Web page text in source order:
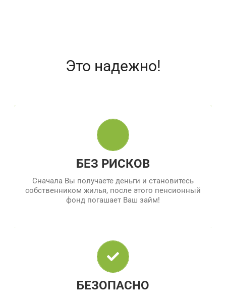
Это надежно!
БЕЗ РИСКОВ
Сначала Вы получаете деньги и становитесь
собственником жилья, после этого пенсионный
фонд погашает Ваш займ!
ВНАЧАЛЕ ВЫ ПОЛУЧАЕТЕ ДЕНЬГИ
1. Мы готовим договор-купли продажи и
проверяем юридическую чистоту сделки.
Займ погашает Пенсионный Фонд
остается в Вашей собственности.
БЕЗОПАСНО
ЮРИДИЧЕСКАЯ ПОДДЕРЖКА
Юристы компании готовят все документы,
проверяют юридическую чистоту сделки.